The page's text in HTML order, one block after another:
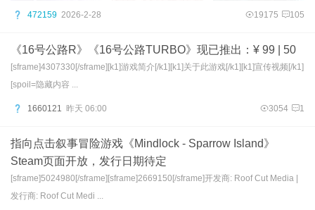
472159 2026-2-28 19175 105
《16号公路R》《16号公路TURBO》现已推出：¥ 99 | 50
[sframe]4307330[/sframe][k1]游戏简介[/k1][k1]关于此游戏[/k1][k1]宣传视频[/k1]
[spoil=隐藏内容 ...
1660121 昨天 06:00 3054 1
指向点击叙事冒险游戏《Mindlock - Sparrow Island》
Steam页面开放，发行日期待定
[sframe]5024980[/sframe][sframe]2669150[/sframe]开发商: Roof Cut Media |
发行商: Roof Cut Medi ...